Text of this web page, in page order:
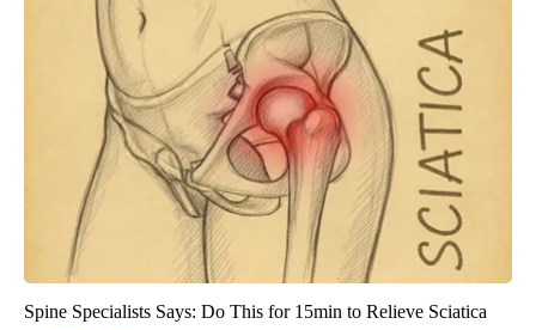
Spine Specialists Says: Do This for 15min to Relieve Sciatica